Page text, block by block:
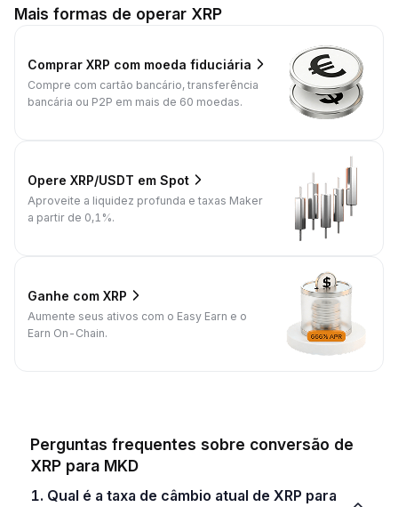
Mais formas de operar XRP
Comprar XRP com moeda fiduciária
Compre com cartão bancário, transferência
bancária ou P2P em mais de 60 moedas.
Opere XRP/USDT em Spot
Aproveite a liquidez profunda e taxas Maker
a partir de 0,1%.
Ganhe com XRP
Aumente seus ativos com o Easy Earn e o
Earn On-Chain.
Perguntas frequentes sobre conversão de
XRP para MKD
1. Qual é a taxa de câmbio atual de XRP para